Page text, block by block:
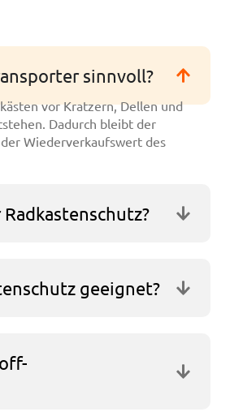
sinnvoll?
vor Kratzern, Dellen und
Dadurch bleibt der
Wiederverkaufswert des
geeignet?